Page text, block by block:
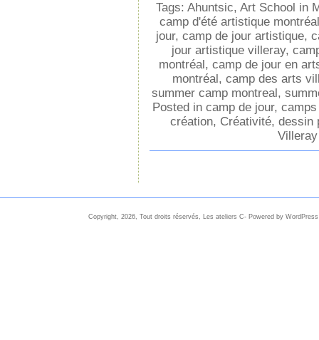
Tags: Ahuntsic, Art School in
camp d'été artistique montréal
jour, camp de jour artistique,
jour artistique villeray,
montréal, camp de jour en
montréal, camp des arts
summer camp montreal,
Posted in camp de jour,
création, Créativité, dessin
Villeray
Copyright, 2026, Tout droits réservés, Les ateliers C- Powered by WordPress